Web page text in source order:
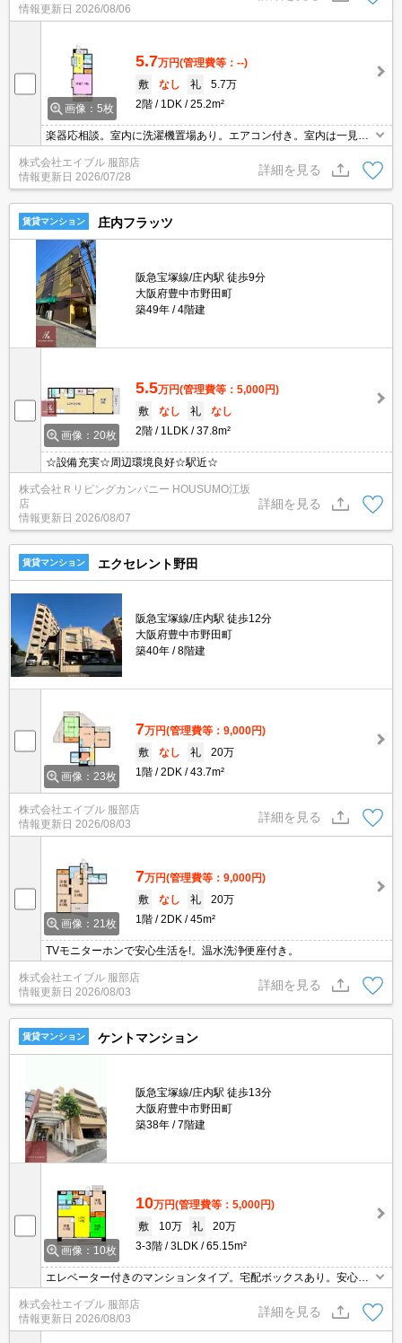
情報更新日 2026/08/06
画像：5枚
5.7万円(管理費等：--)
敷
なし 礼
5.7万
2階
1DK 25.2m²
楽器応相談。室内に洗濯機置場あり。エアコン付き。室内は一見の
価値あり。
株式会社エイブル 服部店
情報更新日 2026/07/28
詳細を見る
賃貸マンション 庄内フラッツ
阪急宝塚線/庄内駅 徒歩9分
大阪府豊中市野田町
築49年
4階建
画像：20枚
5.5万円(管理費等：5,000円)
敷
なし 礼
なし
2階
1LDK 37.8m²
☆設備充実☆周辺環境良好☆駅近☆
株式会社Ｒリビングカンパニー HOUSUMO江坂
店
情報更新日 2026/08/07
詳細を見る
賃貸マンション エクセレント野田
阪急宝塚線/庄内駅 徒歩12分
大阪府豊中市野田町
築40年
8階建
画像：23枚
7万円(管理費等：9,000円)
敷
なし 礼
20万
1階
2DK 43.7m²
株式会社エイブル 服部店
情報更新日 2026/08/03
詳細を見る
画像：21枚
7万円(管理費等：9,000円)
敷
なし 礼
20万
1階
2DK 45m²
TVモニターホンで安心生活を!。温水洗浄便座付き。
株式会社エイブル 服部店
情報更新日 2026/08/03
詳細を見る
賃貸マンション ケントマンション
阪急宝塚線/庄内駅 徒歩13分
大阪府豊中市野田町
築38年
7階建
画像：10枚
10万円(管理費等：5,000円)
敷
10万 礼
20万
3-3階
3LDK 65.15m²
エレベーター付きのマンションタイプ。宅配ボックスあり。安心の
鉄筋コンクリート造。TVモニターホンで安心生活を!。最寄り駅まで
徒歩12分！。オンライン対応相談可。
株式会社エイブル 服部店
情報更新日 2026/08/03
詳細を見る